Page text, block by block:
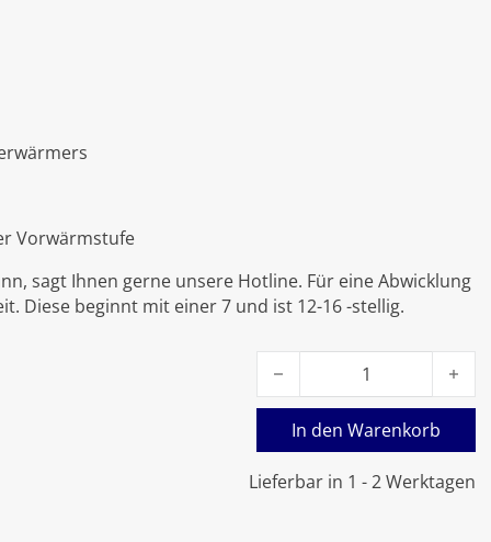
Vorwärmstufe
sagt Ihnen gerne unsere Hotline. Für eine Abwicklung
Diese beginnt mit einer 7 und ist 12-16 -stellig.
Lieferbar in 1 - 2 Werktagen
Viessmann
In den Warenkorb